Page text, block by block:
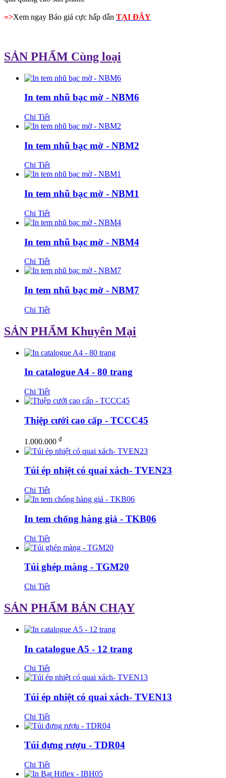
=>Xem ngay Báo giá cực hấp dẫn TẠI ĐÂY
SẢN PHẨM Cùng loại
In tem nhũ bạc mờ - NBM6
Chi Tiết
In tem nhũ bạc mờ - NBM2
Chi Tiết
In tem nhũ bạc mờ - NBM1
Chi Tiết
In tem nhũ bạc mờ - NBM4
Chi Tiết
In tem nhũ bạc mờ - NBM7
Chi Tiết
SẢN PHẨM Khuyên Mại
In catalogue A4 - 80 trang
Chi Tiết
Thiệp cưới cao cấp - TCCC45
1.000.000 đ
Túi ép nhiệt có quai xách- TVEN23
Chi Tiết
In tem chống hàng giả - TKB06
Chi Tiết
Túi ghép màng - TGM20
Chi Tiết
SẢN PHẨM BÁN CHẠY
In catalogue A5 - 12 trang
Chi Tiết
Túi ép nhiệt có quai xách- TVEN13
Chi Tiết
Túi đựng rượu - TDR04
Chi Tiết